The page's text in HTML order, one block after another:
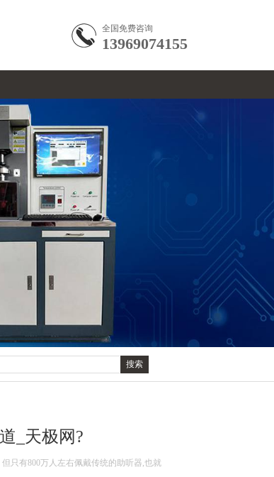
全国免费咨询
13969074155
_天极网?
只有800万人左右佩戴传统的助听器,也就